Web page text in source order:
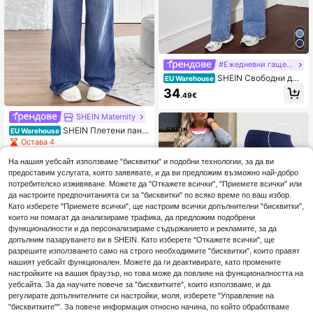
SHEIN Maternity
EU Warehouse SHEIN Плетени пант
алони за бременни с подпора на т
алията, сини, свободни, с прави к
рачоли
Остава 4
18.84€
#Ежедневни гащеризони
EU Warehouse SHEIN Свободни дън
кови панталони за бременни, син
и дамски дънки Mom Jeans, широ
ънки, зимни дамски панталони Еж
едневни дамски свободни дънки
с широки крачоли
34.49€
На нашия уебсайт използваме "бисквитки" и подобни технологии, за да ви
предоставим услугата, която заявявате, и да ви предложим възможно най-добро
потребителско изживяване. Можете да "Откажете всички", "Приемете всички" или
да настроите предпочитанията си за "бисквитки" по всяко време по ваш избор.
Като изберете "Приемете всички", ще настроим всички допълнителни "бисквитки",
които ни помагат да анализираме трафика, да предложим подобрени
функционалности и да персонализираме съдържанието и рекламите, за да
допълним пазаруването ви в SHEIN. Като изберете "Откажете всички", ще
разрешите използването само на строго необходимите "бисквитки", които правят
нашият уебсайт функционален. Можете да ги деактивирате, като промените
настройките на вашия браузър, но това може да повлияе на функционалността на
уебсайта. За да научите повече за "бисквитките", които използваме, и да
регулирате допълнителните си настройки, моля, изберете "Управление на
"бисквитките"". За повече информация относно начина, по който обработваме